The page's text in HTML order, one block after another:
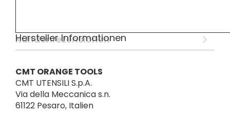
Kundenrezensionen
Hersteller Informationen
CMT ORANGE TOOLS
CMT UTENSILI S.p.A.
Via della Meccanica s.n.
61122 Pesaro, Italien